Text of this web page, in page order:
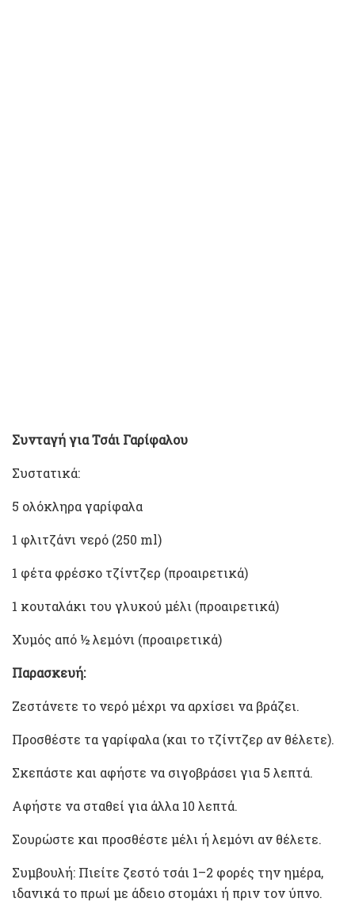
Συνταγή για Τσάι Γαρίφαλου
Συστατικά:
5 ολόκληρα γαρίφαλα
1 φλιτζάνι νερό (250 ml)
1 φέτα φρέσκο τζίντζερ (προαιρετικά)
1 κουταλάκι του γλυκού μέλι (προαιρετικά)
Χυμός από ½ λεμόνι (προαιρετικά)
Παρασκευή:
Ζεστάνετε το νερό μέχρι να αρχίσει να βράζει.
Προσθέστε τα γαρίφαλα (και το τζίντζερ αν θέλετε).
Σκεπάστε και αφήστε να σιγοβράσει για 5 λεπτά.
Αφήστε να σταθεί για άλλα 10 λεπτά.
Σουρώστε και προσθέστε μέλι ή λεμόνι αν θέλετε.
Συμβουλή: Πιείτε ζεστό τσάι 1–2 φορές την ημέρα,
ιδανικά το πρωί με άδειο στομάχι ή πριν τον ύπνο.